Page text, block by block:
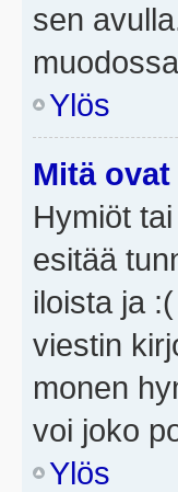
sen
Ylös
Mitä
Hymiöt
esitää
iloista ja
viestin
monen
voi joko
Ylös